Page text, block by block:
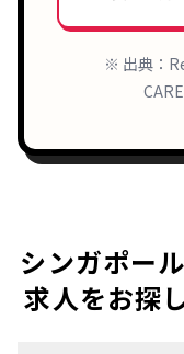
※ 出典：
シンガポー
求人をお探